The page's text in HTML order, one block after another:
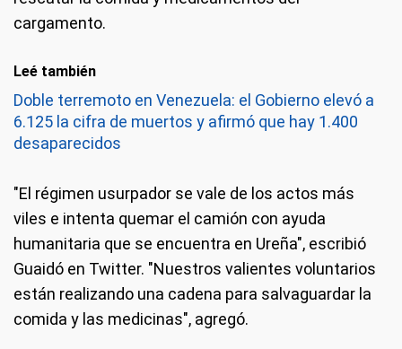
cargamento.
Leé también
Doble terremoto en Venezuela: el Gobierno elevó a
6.125 la cifra de muertos y afirmó que hay 1.400
desaparecidos
"El régimen usurpador se vale de los actos más
viles e intenta quemar el camión con ayuda
humanitaria que se encuentra en Ureña", escribió
Guaidó en Twitter. "Nuestros valientes voluntarios
están realizando una cadena para salvaguardar la
comida y las medicinas", agregó.